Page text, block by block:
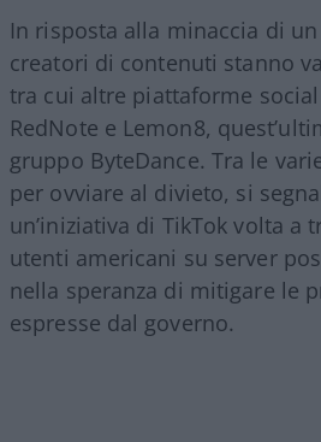
In risposta alla minaccia di
creatori di contenuti stanno
tra cui altre piattaforme
RedNote e Lemon8,
gruppo ByteDance. Tra le
per ovviare al divieto, si
un’iniziativa di TikTok volta a
utenti americani su server
nella speranza di mitigare le
espresse dal governo.